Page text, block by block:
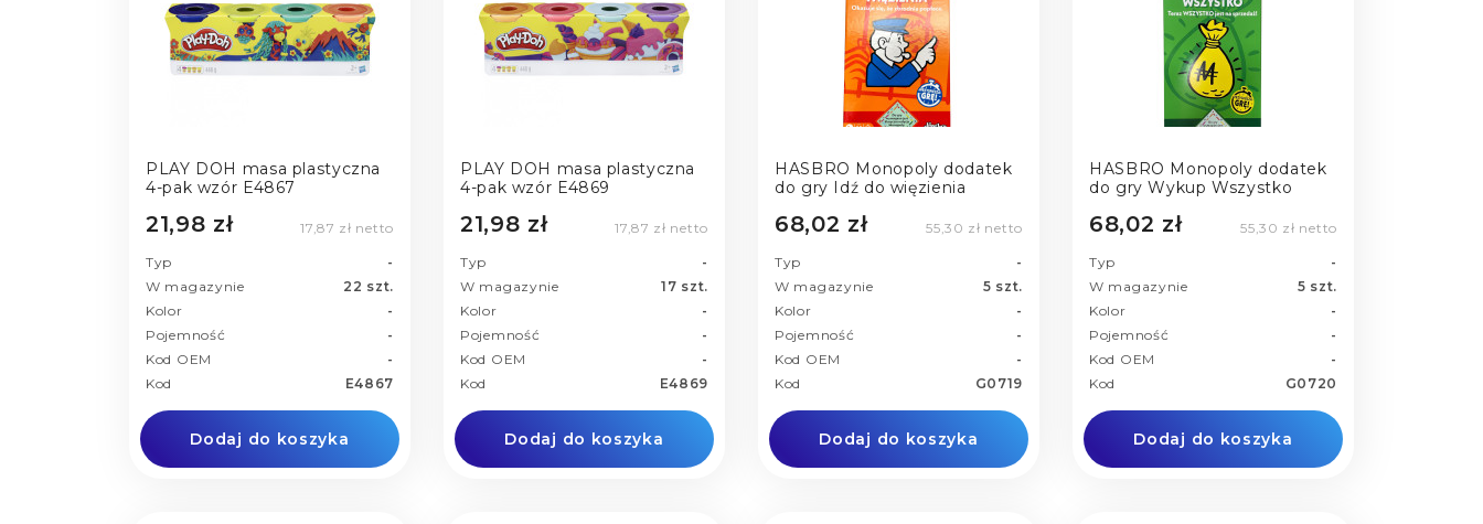
PLAY DOH masa plastyczna
4-pak wzór E4867
21,98 zł 17,87 zł netto
Typ
-
W magazynie
22 szt.
Kolor
-
Pojemność
-
Kod OEM
-
Kod
E4867
Dodaj do koszyka
PLAY DOH masa plastyczna
4-pak wzór E4869
21,98 zł 17,87 zł netto
Typ
-
W magazynie
17 szt.
Kolor
-
Pojemność
-
Kod OEM
-
Kod
E4869
Dodaj do koszyka
HASBRO Monopoly dodatek
do gry Idź do więzienia
68,02 zł 55,30 zł netto
Typ
-
W magazynie
5 szt.
Kolor
-
Pojemność
-
Kod OEM
-
Kod
G0719
Dodaj do koszyka
HASBRO Monopoly dodatek
do gry Wykup Wszystko
68,02 zł 55,30 zł netto
Typ
-
W magazynie
5 szt.
Kolor
-
Pojemność
-
Kod OEM
-
Kod
G0720
Dodaj do koszyka